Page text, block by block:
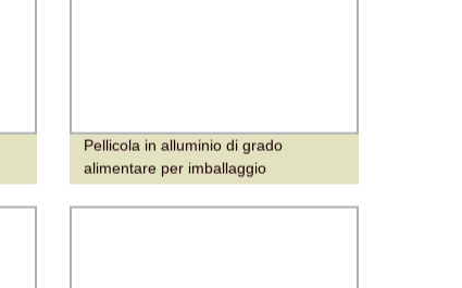
Pellicola in alluminio di grado
alimentare per imballaggio
cioccolato in rotolo